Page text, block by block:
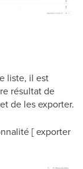
liste, il est
résultat de
de les exporter.
[ exporter